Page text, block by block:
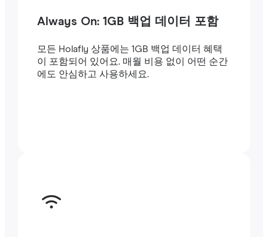
Always On: 1GB 백업 데이터 포함
모든 Holafly 상품에는 1GB 백업 데이터 혜택
이 포함되어 있어요. 매월 비용 없이 어떤 순간
에도 안심하고 사용하세요.